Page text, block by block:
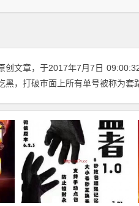
创文章，于2017年7月7日
黑，打破市面上所有单号被称为套